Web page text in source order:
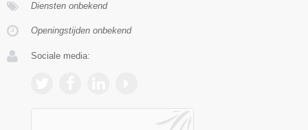
Diensten onbekend
Openingstijden onbekend
Sociale media: